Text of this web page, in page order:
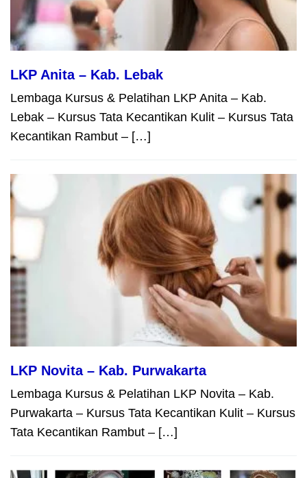
LKP Anita – Kab. Lebak
Lembaga Kursus & Pelatihan LKP Anita – Kab.
Lebak – Kursus Tata Kecantikan Kulit – Kursus Tata
Kecantikan Rambut – […]
LKP Novita – Kab. Purwakarta
Lembaga Kursus & Pelatihan LKP Novita – Kab.
Purwakarta – Kursus Tata Kecantikan Kulit – Kursus
Tata Kecantikan Rambut – […]